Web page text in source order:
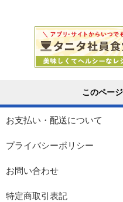
お支払い・配送について
プライバシーポリシー
お問い合わせ
特定商取引表記